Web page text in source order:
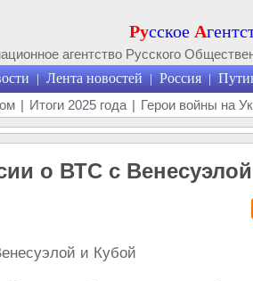
Русское А
агентство Русского
| Лента новостей | Россия |
| Итоги 2025 года | Герои войны на
о ВТС с